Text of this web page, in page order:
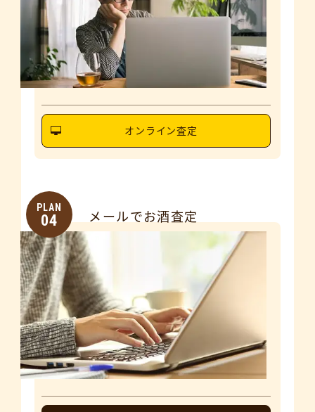
オンライン査定
PLAN
04 メールでお酒査定